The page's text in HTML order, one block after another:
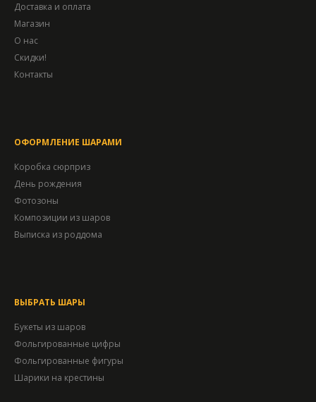
Доставка и оплата
Магазин
О нас
Скидки!
Контакты
ОФОРМЛЕНИЕ ШАРАМИ
Коробка сюрприз
День рождения
Фотозоны
Композиции из шаров
Выписка из роддома
ВЫБРАТЬ ШАРЫ
Букеты из шаров
Фольгированные цифры
Фольгированные фигуры
Шарики на крестины